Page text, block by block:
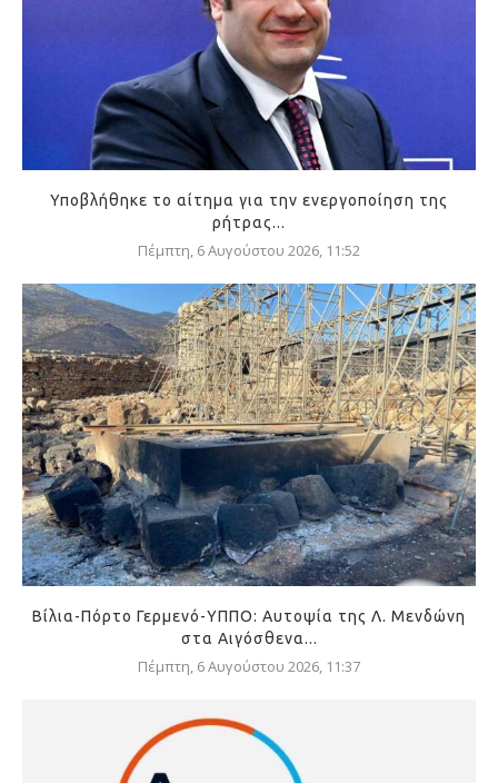
Υποβλήθηκε το αίτημα για την ενεργοποίηση της
ρήτρας...
Πέμπτη, 6 Αυγούστου 2026, 11:52
Βίλια-Πόρτο Γερμενό-ΥΠΠΟ: Αυτοψία της Λ. Μενδώνη
στα Αιγόσθενα...
Πέμπτη, 6 Αυγούστου 2026, 11:37